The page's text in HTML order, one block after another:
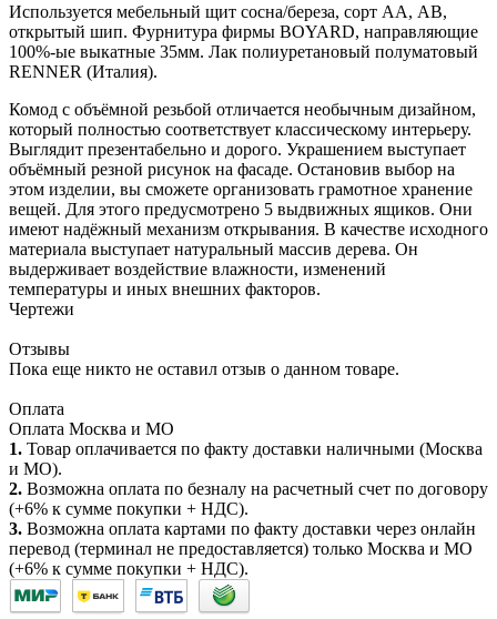
Используется мебельный щит сосна/береза, сорт АА, АВ,
открытый шип. Фурнитура фирмы BOYARD, направляющие
100%-ые выкатные 35мм. Лак полиуретановый полуматовый
RENNER (Италия).
Комод с объёмной резьбой отличается необычным дизайном,
который полностью соответствует классическому интерьеру.
Выглядит презентабельно и дорого. Украшением выступает
объёмный резной рисунок на фасаде. Остановив выбор на
этом изделии, вы сможете организовать грамотное хранение
вещей. Для этого предусмотрено 5 выдвижных ящиков. Они
имеют надёжный механизм открывания. В качестве исходного
материала выступает натуральный массив дерева. Он
выдерживает воздействие влажности, изменений
температуры и иных внешних факторов.
Чертежи
Отзывы
Пока еще никто не оставил отзыв о данном товаре.
Оплата
Оплата Москва и МО
1. Товар оплачивается по факту доставки наличными (Москва
и МО).
2. Возможна оплата по безналу на расчетный счет по договору
(+6% к сумме покупки + НДС).
3. Возможна оплата картами по факту доставки через онлайн
перевод (терминал не предоставляется) только Москва и МО
(+6% к сумме покупки + НДС).